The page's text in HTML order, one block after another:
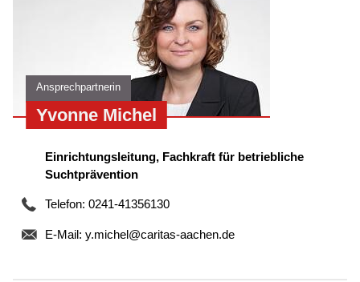
Ansprechpartnerin
Yvonne Michel
Einrichtungsleitung, Fachkraft für betriebliche
Suchtprävention
Telefon: 0241-41356130
E-Mail: y.michel@caritas-aachen.de